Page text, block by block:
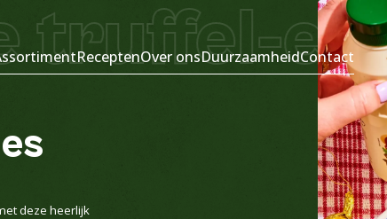
ReceptenOver onsDuurzaamheidContact
deze heerlijk